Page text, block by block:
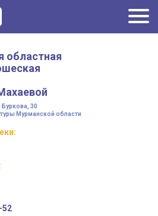
областная
Буркова, 30
Мурманской области
:
:
52